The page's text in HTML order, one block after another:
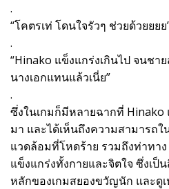
.
“โคตรเท่ โดนใจรัวๆ ช่วยด้วยยยย
.
“Hinako แข็งแกร่งเกินไป จนชา
นางเอกแทนแล้วเนี่ย”
.
ซึ่งในเกมก็มีหลายฉากที่ Hinako
มา และได้เห็นถึงความสามารถ
แวดล้อมที่โหดร้าย รวมถึงท่าทา
แข็งแกร่งทั้งกายและจิตใจ ซึ่งเป็
หลักของเกมสยองขวัญนัก และดู